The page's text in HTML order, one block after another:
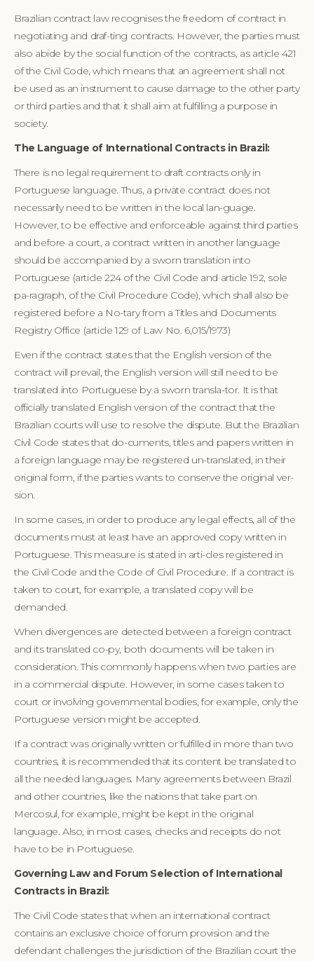
Brazilian contract law recognises the freedom of contract in
negotiating and draf-ting contracts. However, the parties must
also abide by the social function of the contracts, as article 421
of the Civil Code, which means that an agreement shall not
be used as an instrument to cause damage to the other party
or third parties and that it shall aim at fulfilling a purpose in
society.
The Language of International Contracts in Brazil:
There is no legal requirement to draft contracts only in
Portuguese language. Thus, a private contract does not
necessarily need to be written in the local lan-guage.
However, to be effective and enforceable against third parties
and before a court, a contract written in another language
should be accompanied by a sworn translation into
Portuguese (article 224 of the Civil Code and article 192, sole
pa-ragraph, of the Civil Procedure Code), which shall also be
registered before a No-tary from a Titles and Documents
Registry Office (article 129 of Law No. 6,015/1973)
Even if the contract states that the English version of the
contract will prevail, the English version will still need to be
translated into Portuguese by a sworn transla-tor. It is that
officially translated English version of the contract that the
Brazilian courts will use to resolve the dispute. But the Brazilian
Civil Code states that do-cuments, titles and papers written in
a foreign language may be registered un-translated, in their
original form, if the parties wants to conserve the original ver-
sion.
In some cases, in order to produce any legal effects, all of the
documents must at least have an approved copy written in
Portuguese. This measure is stated in arti-cles registered in
the Civil Code and the Code of Civil Procedure. If a contract is
taken to court, for example, a translated copy will be
demanded.
When divergences are detected between a foreign contract
and its translated co-py, both documents will be taken in
consideration. This commonly happens when two parties are
in a commercial dispute. However, in some cases taken to
court or involving governmental bodies, for example, only the
Portuguese version might be accepted.
If a contract was originally written or fulfilled in more than two
countries, it is recommended that its content be translated to
all the needed languages. Many agreements between Brazil
and other countries, like the nations that take part on
Mercosul, for example, might be kept in the original
language. Also, in most cases, checks and receipts do not
have to be in Portuguese.
Governing Law and Forum Selection of International
Contracts in Brazil:
The Civil Code states that when an international contract
contains an exclusive choice of forum provision and the
defendant challenges the jurisdiction of the Brazilian court the